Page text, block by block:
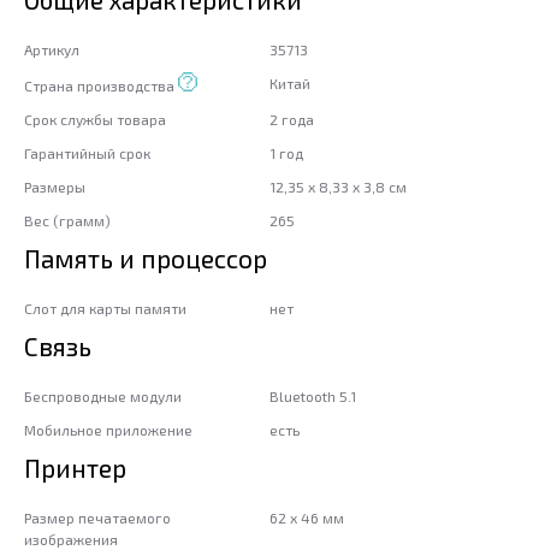
Артикул 35713
Страна производства Китай
Срок службы товара
2 года
Гарантийный срок
1 год
Размеры
12,35 x 8,33 x 3,8 см
Вес (грамм)
265
Память и процессор
Слот для карты памяти нет
Связь
Беспроводные модули
Bluetooth 5.1
Мобильное приложение
есть
Принтер
Размер печатаемого
изображения
62 х 46 мм